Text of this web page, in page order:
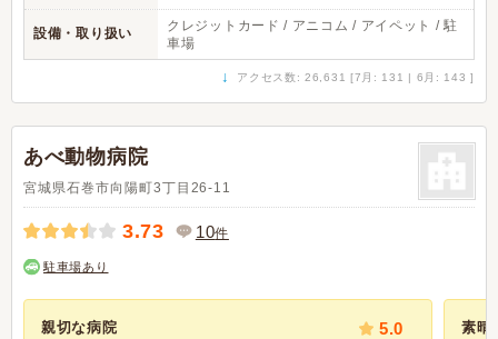
設備・取り扱い
クレジットカード / アニコム / アイペット / 駐
車場
↓ アクセス数: 26,631 [7月: 131 | 6月: 143 ]
あべ動物病院
宮城県石巻市向陽町3丁目26-11
3.73 10件
駐車場あり
親切な病院 5.0 素晴